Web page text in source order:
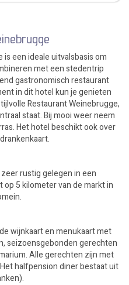
een ideale uitvalsbasis om
met een stedentrip
gastronomisch restaurant
in dit hotel kun je genieten
Restaurant Weinebrugge,
staat. Bij mooi weer neem
Het hotel beschikt ook over
rustig gelegen in een
5 kilometer van de markt in
wijnkaart en menukaart met
seizoensgebonden gerechten
Alle gerechten zijn met
halfpension diner bestaat uit